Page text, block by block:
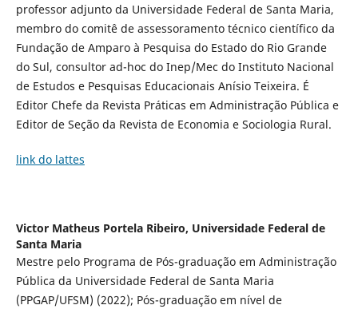
professor adjunto da Universidade Federal de Santa Maria,
membro do comitê de assessoramento técnico científico da
Fundação de Amparo à Pesquisa do Estado do Rio Grande
do Sul, consultor ad-hoc do Inep/Mec do Instituto Nacional
de Estudos e Pesquisas Educacionais Anísio Teixeira. É
Editor Chefe da Revista Práticas em Administração Pública e
Editor de Seção da Revista de Economia e Sociologia Rural.
link do lattes
Victor Matheus Portela Ribeiro, Universidade Federal de
Santa Maria
Mestre pelo Programa de Pós-graduação em Administração
Pública da Universidade Federal de Santa Maria
(PPGAP/UFSM) (2022); Pós-graduação em nível de